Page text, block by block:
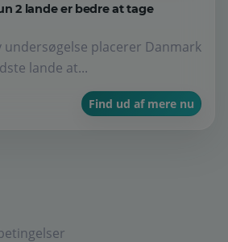
2 lande er bedre at tage
undersøgelse placerer Danmark
lande at...
Find ud af mere nu